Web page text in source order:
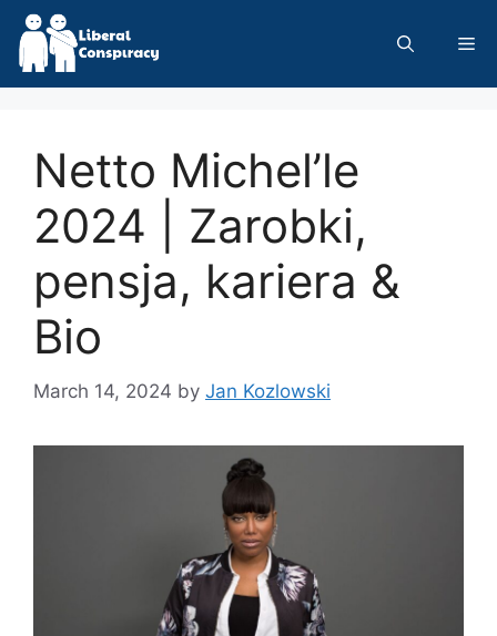
Skip
content
Netto Michel’le
2024 | Zarobki,
pensja, kariera &
Bio
March 14, 2024 by Jan Kozlowski